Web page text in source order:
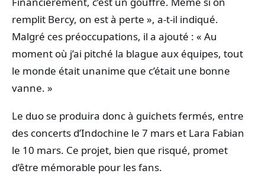
remplit Bercy, on est à perte », a-t-il indiqué.
Malgré ces préoccupations, il a ajouté : « Au
moment où j’ai pitché la blague aux équipes, tout
le monde était unanime que c’était une bonne
vanne. »
Le duo se produira donc à guichets fermés, entre
des concerts d’Indochine le 7 mars et Lara Fabian
le 10 mars. Ce projet, bien que risqué, promet
d’être mémorable pour les fans.